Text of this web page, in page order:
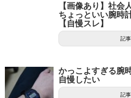
【画像あり】社会
ちょっといい腕時
【自慢スレ】
記
かっこよすぎる腕
自慢したい
記